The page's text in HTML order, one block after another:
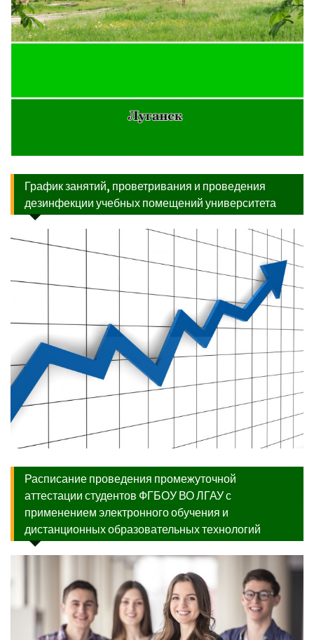
График занятий, проветривания и проведения
дезинфекции учебных помещений университета
Расписание проведения промежуточной
аттестации студентов ФГБОУ ВО ЛГАУ с
применением электронного обучения и
дистанционных образовательных технологий